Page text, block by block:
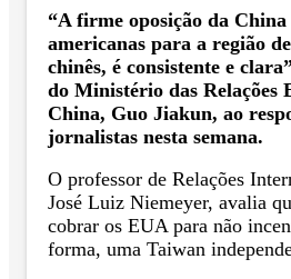
“A firme oposição da
americanas para a região
chinês, é consistente e
do Ministério das Relações
China, Guo Jiakun, ao
jornalistas nesta semana.
O professor de Relações
José Luiz Niemeyer, avalia
cobrar os EUA para não
forma, uma Taiwan